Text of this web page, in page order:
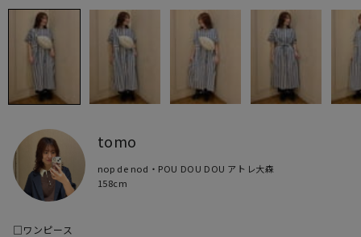
tomo
nop de nod・POU DOU DOU アトレ大森
158cm
□ワンピース